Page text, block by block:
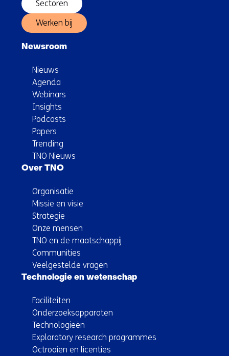
Sectoren
Werken bij
Newsroom
Nieuws
Agenda
Webinars
Insights
Podcasts
Papers
Trending
TNO Nieuws
Over TNO
Organisatie
Missie en visie
Strategie
Onze mensen
TNO en de maatschappij
Communities
Veelgestelde vragen
Technologie en wetenschap
Faciliteiten
Onderzoeksapparaten
Technologieën
Exploratory research programmes
Octrooien en licenties